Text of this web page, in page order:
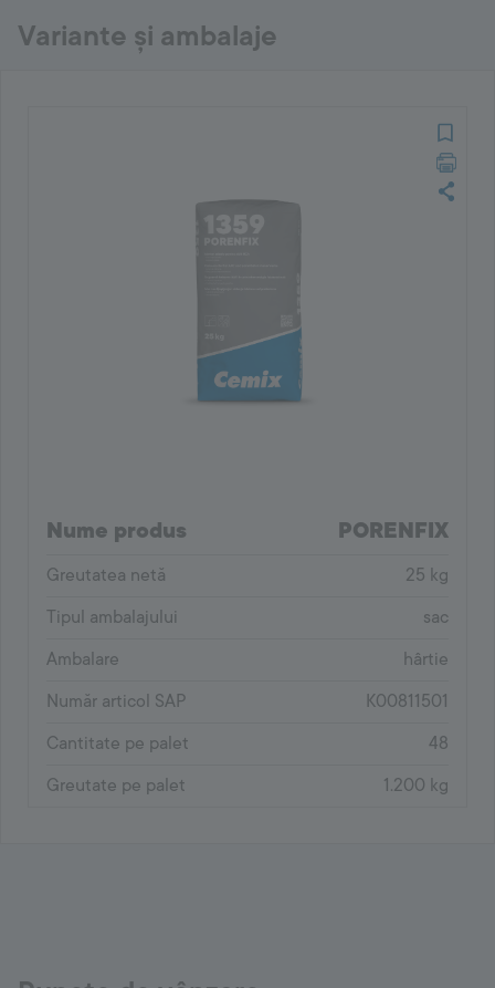
Variante și ambalaje
Nume produs PORENFIX
Greutatea netă
25 kg
Tipul ambalajului
sac
Ambalare
hârtie
Număr articol SAP
K00811501
Cantitate pe palet
48
Greutate pe palet
1.200 kg